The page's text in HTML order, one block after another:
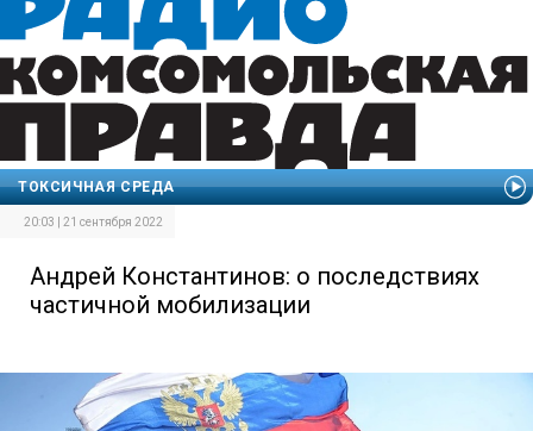
ТОКСИЧНАЯ СРЕДА
20:03 | 21 сентября 2022
Андрей Константинов: о последствиях
частичной мобилизации